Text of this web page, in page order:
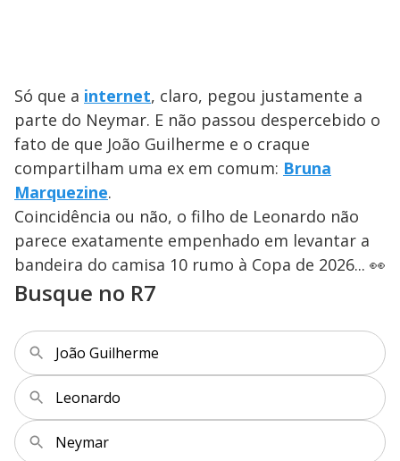
Só que a internet, claro, pegou justamente a
parte do Neymar. E não passou despercebido o
fato de que João Guilherme e o craque
compartilham uma ex em comum: Bruna
Marquezine.
Coincidência ou não, o filho de Leonardo não
parece exatamente empenhado em levantar a
bandeira do camisa 10 rumo à Copa de 2026... 👀
Busque no R7
João Guilherme
Leonardo
Neymar